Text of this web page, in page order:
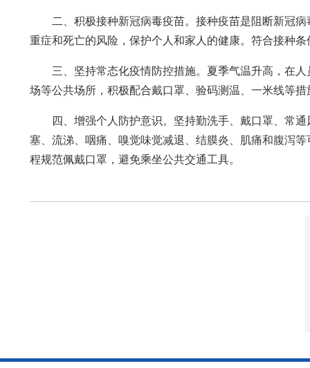
二、积极接种新冠病毒疫苗。接种疫苗是阻断新冠
重症和死亡的风险，保护个人和家人的健康。符合接种
三、坚持常态化疫情防控措施。夏季气温升高，在
场等公共场所，积极配合戴口罩、验码测温、一米线等
四、增强个人防护意识。坚持勤洗手、戴口罩、常
塞、流涕、咽痛、嗅觉味觉减退、结膜炎、肌痛和腹泻
程规范佩戴口罩，避免乘坐公共交通工具。